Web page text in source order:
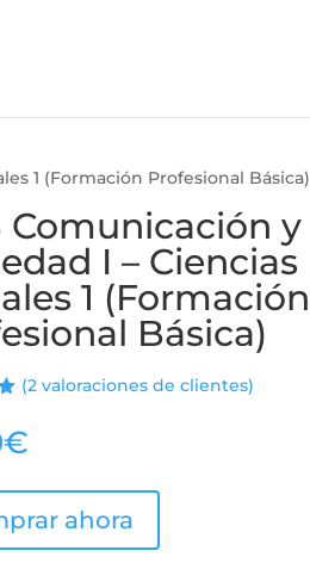
1 (Formación Profesional Básica)
Comunicación y
I – Ciencias
1 (Formación
Básica)
(2valoraciones de clientes)
€
ahora